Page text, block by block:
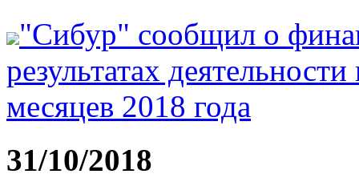
"Сибур" сообщил о
результатах
месяцев 2018 года
31/10/2018